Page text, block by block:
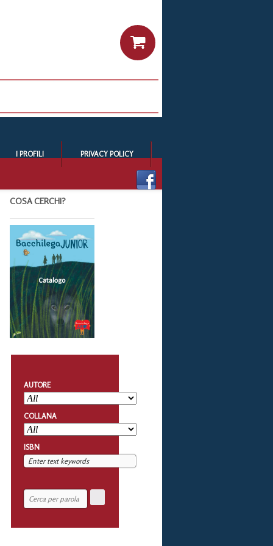
I PROFILI PRIVACY POLICY
COSA CERCHI?
AUTORE
COLLANA
ISBN